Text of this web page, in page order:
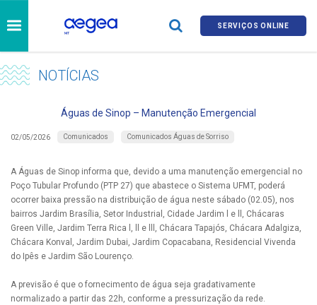
SERVIÇOS ONLINE
NOTÍCIAS
Águas de Sinop – Manutenção Emergencial
02/05/2026 Comunicados Comunicados Águas de Sorriso
A Águas de Sinop informa que, devido a uma manutenção emergencial no
Poço Tubular Profundo (PTP 27) que abastece o Sistema UFMT, poderá
ocorrer baixa pressão na distribuição de água neste sábado (02.05), nos
bairros Jardim Brasília, Setor Industrial, Cidade Jardim l e ll, Chácaras
Green Ville, Jardim Terra Rica l, ll e lll, Chácara Tapajós, Chácara Adalgiza,
Chácara Konval, Jardim Dubai, Jardim Copacabana, Residencial Vivenda
do Ipês e Jardim São Lourenço.
A previsão é que o fornecimento de água seja gradativamente
normalizado a partir das 22h, conforme a pressurização da rede.